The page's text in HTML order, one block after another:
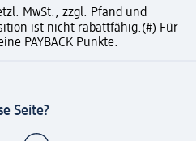
MwSt., zzgl. Pfand und
ist nicht rabattfähig.(#) Für
PAYBACK Punkte.
Seite?